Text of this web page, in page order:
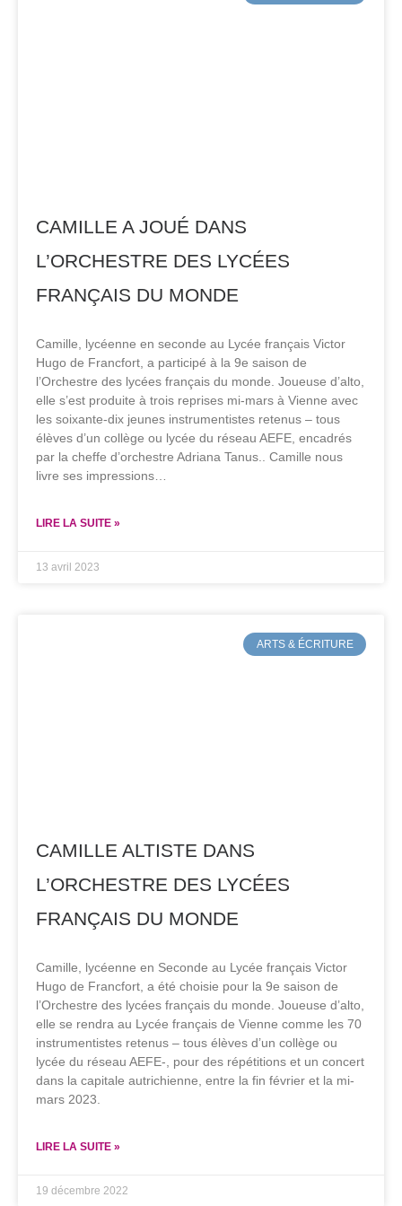
CAMILLE A JOUÉ DANS
L’ORCHESTRE DES LYCÉES
FRANÇAIS DU MONDE
Camille, lycéenne en seconde au Lycée français Victor
Hugo de Francfort, a participé à la 9e saison de
l’Orchestre des lycées français du monde. Joueuse d’alto,
elle s’est produite à trois reprises mi-mars à Vienne avec
les soixante-dix jeunes instrumentistes retenus – tous
élèves d’un collège ou lycée du réseau AEFE, encadrés
par la cheffe d’orchestre Adriana Tanus.. Camille nous
livre ses impressions…
LIRE LA SUITE »
13 avril 2023
ARTS & ÉCRITURE
CAMILLE ALTISTE DANS
L’ORCHESTRE DES LYCÉES
FRANÇAIS DU MONDE
Camille, lycéenne en Seconde au Lycée français Victor
Hugo de Francfort, a été choisie pour la 9e saison de
l’Orchestre des lycées français du monde. Joueuse d’alto,
elle se rendra au Lycée français de Vienne comme les 70
instrumentistes retenus – tous élèves d’un collège ou
lycée du réseau AEFE-, pour des répétitions et un concert
dans la capitale autrichienne, entre la fin février et la mi-
mars 2023.
LIRE LA SUITE »
19 décembre 2022